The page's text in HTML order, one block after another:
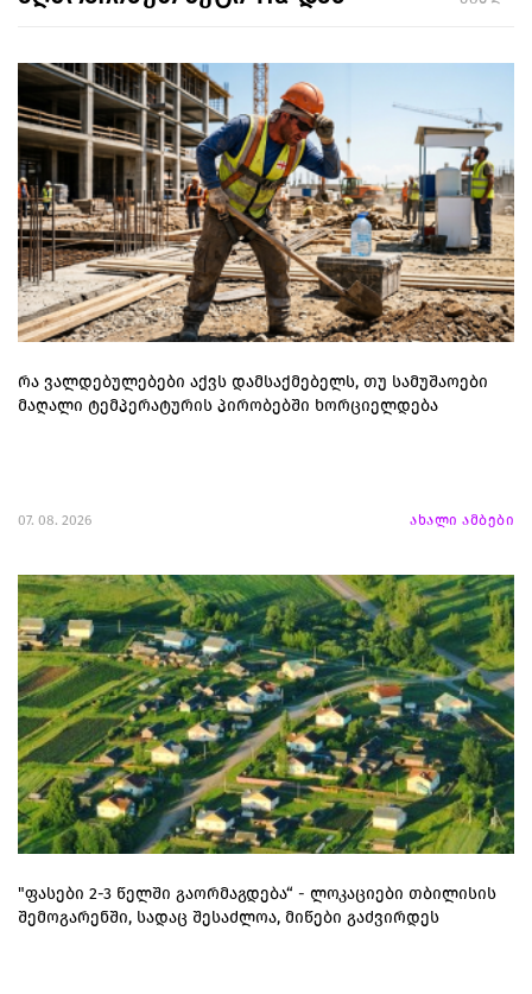
რა ვალდებულებები აქვს დამსაქმებელს, თუ სამუშაოები
მაღალი ტემპერატურის პირობებში ხორციელდება
07. 08. 2026 ახალი ამბები
"ფასები 2-3 წელში გაორმაგდება“ - ლოკაციები თბილისის
შემოგარენში, სადაც შესაძლოა, მიწები გაძვირდეს